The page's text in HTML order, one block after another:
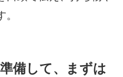
備して、まずは